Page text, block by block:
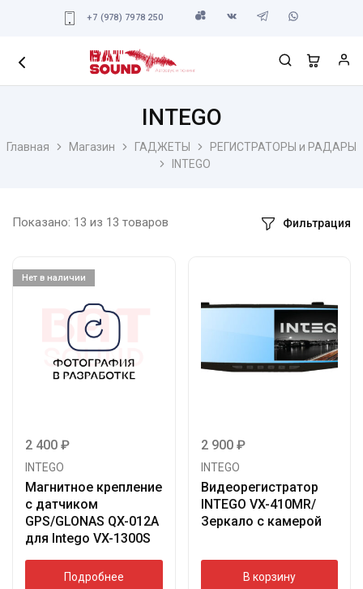
+7 (978) 7978 250
Главная Магазин ГАДЖЕТЫ
РЕГИСТРАТОРЫ и РАДАРЫ
INTEGO
INTEGO
Показано: 13 из 13 товаров Фильтрация
Нет в наличии
2 400 ₽
INTEGO
Магнитное крепление
с датчиком
GPS/GLONAS QX-012A
для Intego VX-1300S
Подробнее
2 900 ₽
INTEGO
Видеорегистратор
INTEGO VX-410MR/
Зеркало с камерой
В корзину